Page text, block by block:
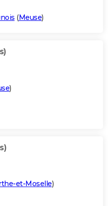
(Meuse)
)
et-Moselle)